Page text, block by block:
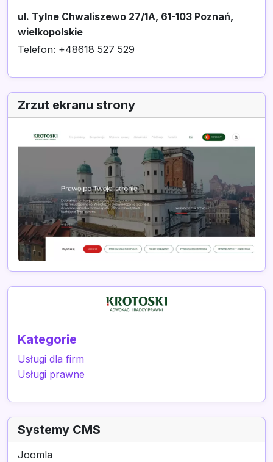
ul. Tylne Chwaliszewo 27/1A, 61-103 Poznań,
wielkopolskie
Telefon: +48618 527 529
Zrzut ekranu strony
Kategorie
Usługi dla firm
Usługi prawne
Systemy CMS
Joomla